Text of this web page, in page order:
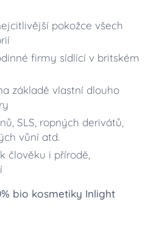
pokožce všech
firmy sídlící v britském
základě vlastní dlouho
SLS, ropných derivátů,
vůní atd.
člověku i přírodě,
bio kosmetiky Inlight